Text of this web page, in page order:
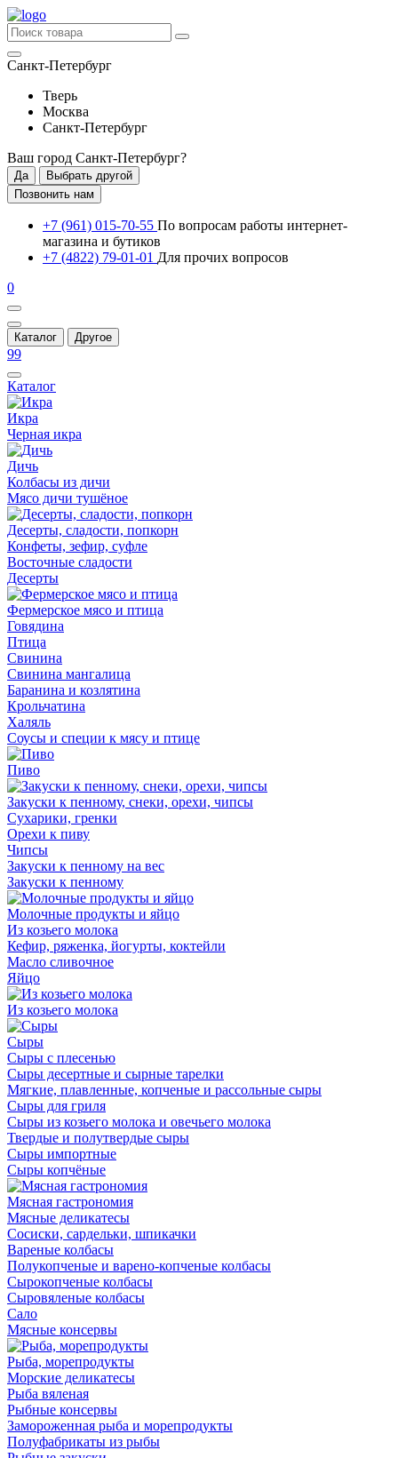
Санкт-Петербург
Тверь
Москва
Санкт-Петербург
Ваш город Санкт-Петербург?
Да
Выбрать другой
Позвонить нам
+7 (961) 015-70-55 По вопросам работы интернет-
магазина и бутиков
+7 (4822) 79-01-01 Для прочих вопросов
0
Каталог Другое
99
Каталог
Икра
Черная икра
Дичь
Колбасы из дичи
Мясо дичи тушёное
Десерты, сладости, попкорн
Конфеты, зефир, суфле
Восточные сладости
Десерты
Фермерское мясо и птица
Говядина
Птица
Свинина
Свинина мангалица
Баранина и козлятина
Крольчатина
Халяль
Соусы и специи к мясу и птице
Пиво
Закуски к пенному, снеки, орехи, чипсы
Сухарики, гренки
Орехи к пиву
Чипсы
Закуски к пенному на вес
Закуски к пенному
Молочные продукты и яйцо
Из козьего молока
Кефир, ряженка, йогурты, коктейли
Масло сливочное
Яйцо
Из козьего молока
Сыры
Сыры с плесенью
Сыры десертные и сырные тарелки
Мягкие, плавленные, копченые и рассольные сыры
Сыры для гриля
Сыры из козьего молока и овечьего молока
Твердые и полутвердые сыры
Сыры импортные
Сыры копчёные
Мясная гастрономия
Мясные деликатесы
Сосиски, сардельки, шпикачки
Вареные колбасы
Полукопченые и варено-копченые колбасы
Сырокопченые колбасы
Сыровяленые колбасы
Сало
Мясные консервы
Рыба, морепродукты
Морские деликатесы
Рыба вяленая
Рыбные консервы
Замороженная рыба и морепродукты
Полуфабрикаты из рыбы